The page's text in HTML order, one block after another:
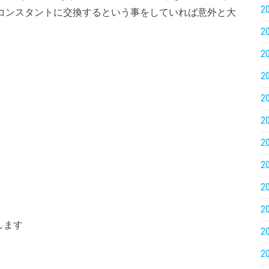
スタントに交換するという事をしていれば意外と大
ます